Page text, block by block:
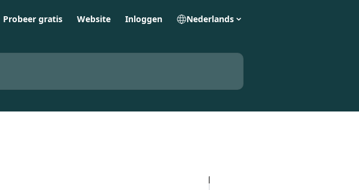
Probeer gratis Website Inloggen Nederlands